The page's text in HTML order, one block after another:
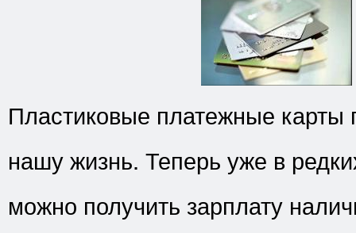
Пластиковые платежные карты
нашу жизнь. Теперь уже в
можно получить зарплату